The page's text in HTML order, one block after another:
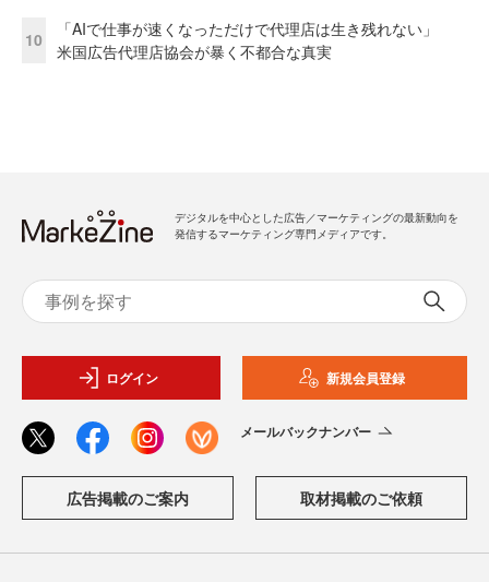
10
「AIで仕事が速くなっただけで代理店は生き残れない」
米国広告代理店協会が暴く不都合な真実
デジタルを中心とした広告／マーケティングの最新動向を
発信するマーケティング専門メディアです。
ログイン 新規会員登録
メールバックナンバー
広告掲載のご案内 取材掲載のご依頼